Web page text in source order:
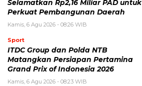
Selamatkan Rp2,16 Miliar PAD untuk
Perkuat Pembangunan Daerah
Kamis, 6 Agu 2026 - 08:26 WIB
Sport
ITDC Group dan Polda NTB
Matangkan Persiapan Pertamina
Grand Prix of Indonesia 2026
Kamis, 6 Agu 2026 - 08:23 WIB